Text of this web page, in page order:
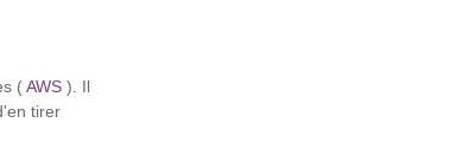
(AWS ). Il
tirer